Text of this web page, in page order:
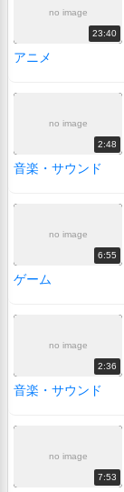
no image
23:40
アニメ
no image
2:48
音楽・サウンド
no image
6:55
ゲーム
no image
2:36
音楽・サウンド
no image
7:53